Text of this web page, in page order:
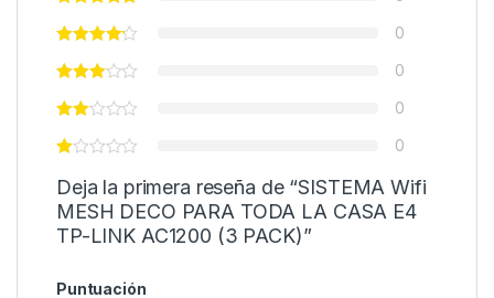
0
0
0
0
Deja la primera reseña de “SISTEMA Wifi
MESH DECO PARA TODA LA CASA E4
TP-LINK AC1200 (3 PACK)”
Puntuación